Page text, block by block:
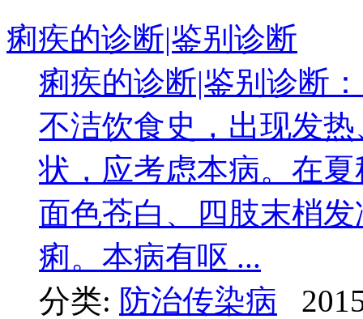
痢疾的诊断|鉴别诊断
痢疾的诊断|鉴别诊断
不洁饮食史，出现发
状，应考虑本病。在
面色苍白、四肢末梢
痢。本病有呕 ...
分类: 防治传染病